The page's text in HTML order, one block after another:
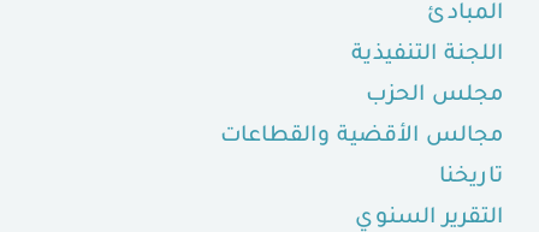
المبادئ
اللجنة التنفيذية
مجلس الحزب
مجالس الأقضية والقطاعات
تاريخنا
التقرير السنوي